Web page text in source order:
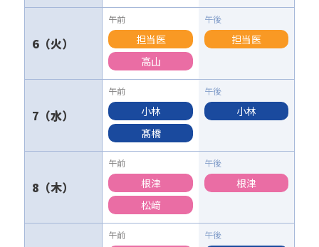
6
担当医
高山
担当医
7
小林
髙橋
小林
8
根津
松﨑
根津